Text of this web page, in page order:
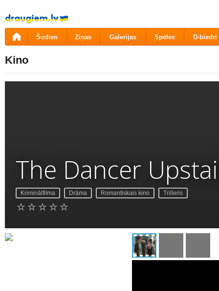
Pāriet
uz
saturu
Šodien Ziņas Galerijas Spēles D-biedri
Kino
The Dancer
Kriminālfilma Drāma Romantiskais kino Trilleris